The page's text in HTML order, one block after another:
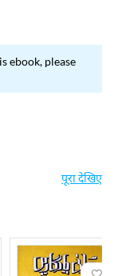
ebook, please
पूरा देखिए